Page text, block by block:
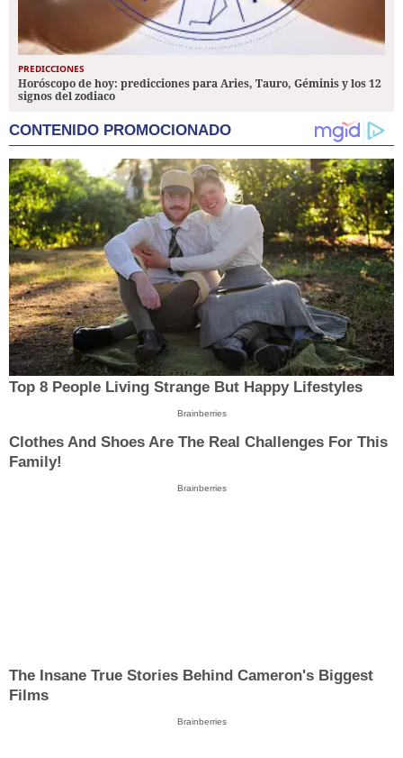
PREDICCIONES
Horóscopo de hoy: predicciones para Aries, Tauro, Géminis y los 12
signos del zodiaco
CONTENIDO PROMOCIONADO
Top 8 People Living Strange But Happy Lifestyles
Brainberries
Clothes And Shoes Are The Real Challenges For This
Family!
Brainberries
The Insane True Stories Behind Cameron's Biggest
Films
Brainberries